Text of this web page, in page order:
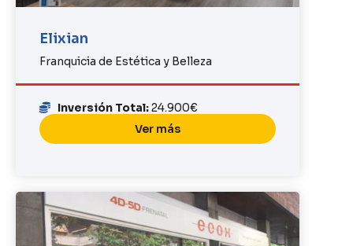
Elixian
Franquicia de Estética y Belleza
Inversión Total:24.900€
Ver más